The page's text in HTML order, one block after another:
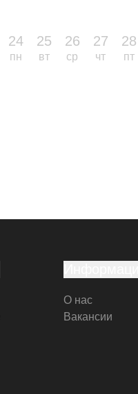
24
пн
25
вт
26
ср
27
чт
28
пт
О нас
Вакансии